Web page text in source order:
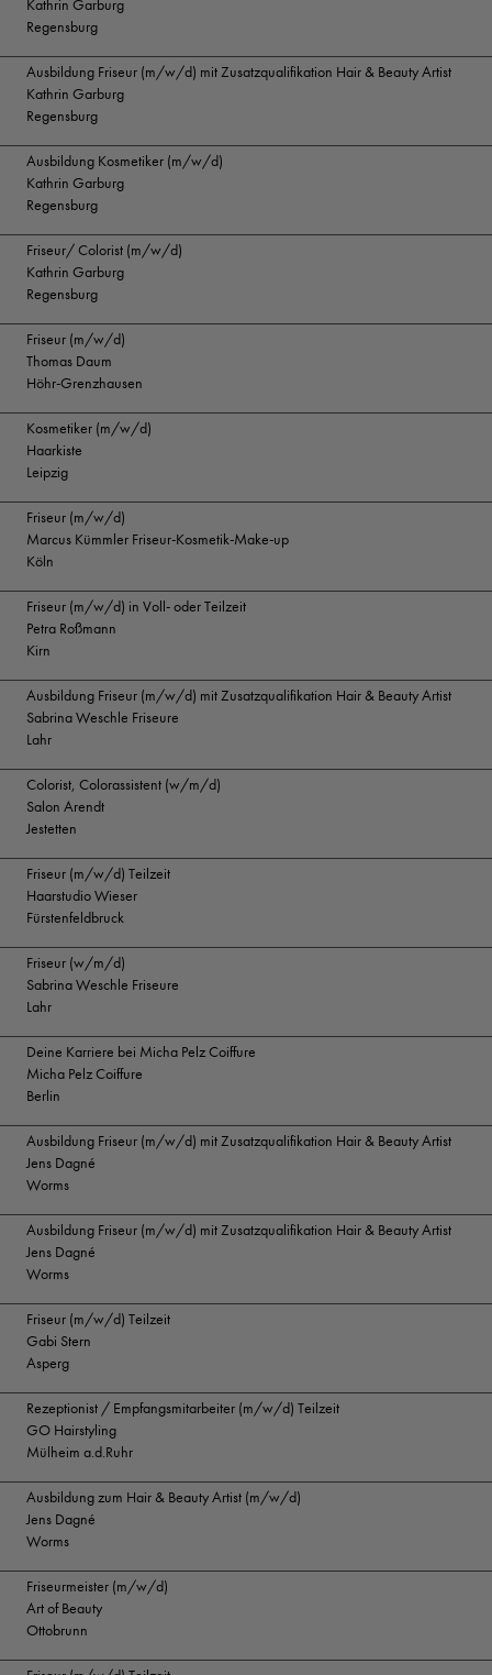
Kathrin Garburg
Regensburg
Ausbildung Friseur (m/w/d) mit Zusatzqualifikation Hair & Beauty Artist
Kathrin Garburg
Regensburg
Ausbildung Kosmetiker (m/w/d)
Kathrin Garburg
Regensburg
Friseur/ Colorist (m/w/d)
Kathrin Garburg
Regensburg
Friseur (m/w/d)
Thomas Daum
Höhr-Grenzhausen
Kosmetiker (m/w/d)
Haarkiste
Leipzig
Friseur (m/w/d)
Marcus Kümmler Friseur-Kosmetik-Make-up
Köln
Friseur (m/w/d) in Voll- oder Teilzeit
Petra Roßmann
Kirn
Ausbildung Friseur (m/w/d) mit Zusatzqualifikation Hair & Beauty Artist
Sabrina Weschle Friseure
Lahr
Colorist, Colorassistent (w/m/d)
Salon Arendt
Jestetten
Friseur (m/w/d) Teilzeit
Haarstudio Wieser
Fürstenfeldbruck
Friseur (w/m/d)
Sabrina Weschle Friseure
Lahr
Deine Karriere bei Micha Pelz Coiffure
Micha Pelz Coiffure
Berlin
Ausbildung Friseur (m/w/d) mit Zusatzqualifikation Hair & Beauty Artist
Jens Dagné
Worms
Ausbildung Friseur (m/w/d) mit Zusatzqualifikation Hair & Beauty Artist
Jens Dagné
Worms
Friseur (m/w/d) Teilzeit
Gabi Stern
Asperg
Rezeptionist / Empfangsmitarbeiter (m/w/d) Teilzeit
GO Hairstyling
Mülheim a.d.Ruhr
Ausbildung zum Hair & Beauty Artist (m/w/d)
Jens Dagné
Worms
Friseurmeister (m/w/d)
Art of Beauty
Ottobrunn